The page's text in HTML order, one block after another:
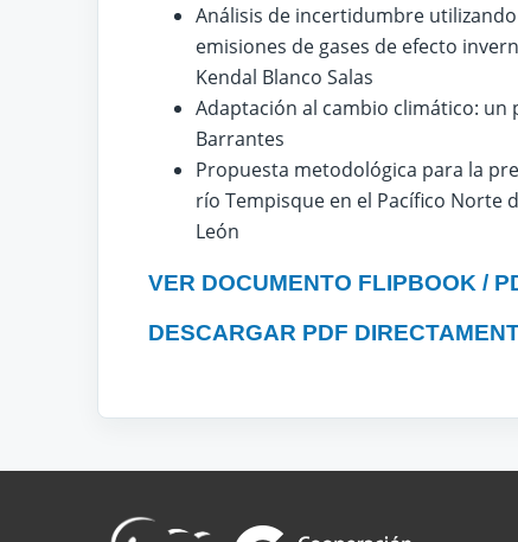
Análisis de incertidumbre
emisiones de gases de efecto
Kendal Blanco Salas
Adaptación al cambio climático: un
Barrantes
Propuesta metodológica para la
río Tempisque en el Pacífico Norte
León
VER DOCUMENTO FLIPBOOK /
DESCARGAR PDF